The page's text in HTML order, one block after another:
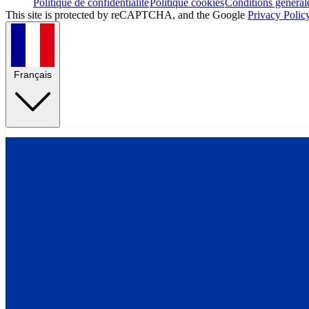
This site is protected by reCAPTCHA, and the Google Privacy
Français